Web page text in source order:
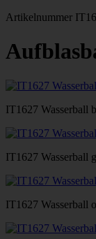
Artikelnummer
IT1627 Wasserball
IT1627 Wasserball
IT1627 Wasserball